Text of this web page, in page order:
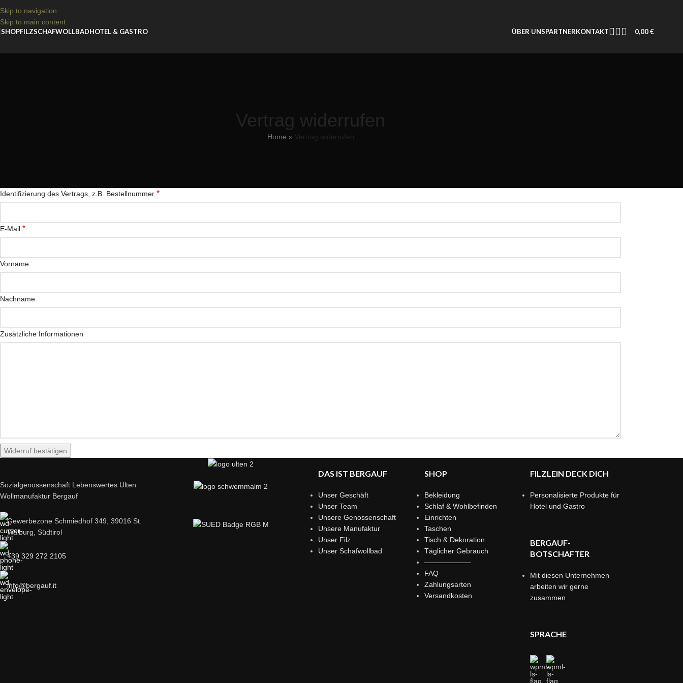
Skip to navigation
Skip to main content
SHOPFILZSCHAFWOLLBADHOTEL & GASTRO ÜBER UNSPARTNERKONTAKT 0,00€
Vertrag widerrufen
Home » Vertrag widerrufen
Identifizierung des Vertrags, z.B. Bestellnummer *
E-Mail *
E-
Mail
Vorname
Nachname
Zusätzliche Informationen
Widerruf bestätigen
Sozialgenossenschaft Lebenswertes Ulten
Wollmanufaktur Bergauf
Gewerbezone Schmiedhof 349, 39016 St.
Walburg, Südtirol
+39 329 272 2105
info@bergauf.it
DAS IST BERGAUF
Unser Geschäft
Unser Team
Unsere Genossenschaft
Unsere Manufaktur
Unser Filz
Unser Schafwollbad
SHOP
Bekleidung
Schlaf & Wohlbefinden
Einrichten
Taschen
Tisch & Dekoration
Täglicher Gebrauch
——————–
FAQ
Zahlungsarten
Versandkosten
FILZLEIN DECK DICH
Personalisierte Produkte für
Hotel und Gastro
BERGAUF-
BOTSCHAFTER
Mit diesen Unternehmen
arbeiten wir gerne
zusammen
SPRACHE